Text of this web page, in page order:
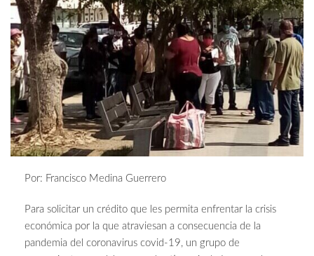
Por: Francisco Medina Guerrero
Para solicitar un crédito que les permita enfrentar la crisis
económica por la que atraviesan a consecuencia de la
pandemia del coronavirus covid-19, un grupo de